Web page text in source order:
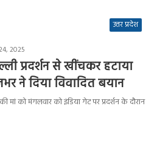
उत्तर प्रदेश
2025
प्रदर्शन से खींचकर हटाया
ने दिया विवादित बयान
मां को मंगलवार को इंडिया गेट पर प्रदर्शन के दौरान